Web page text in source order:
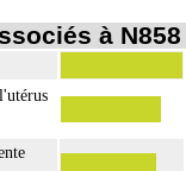
à N858